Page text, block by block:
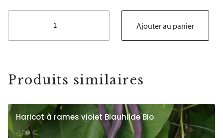
quantité
rame
Ajouter au panier
Produits similaires
Haricot à rames violet Blauhilde Bio
4,00€